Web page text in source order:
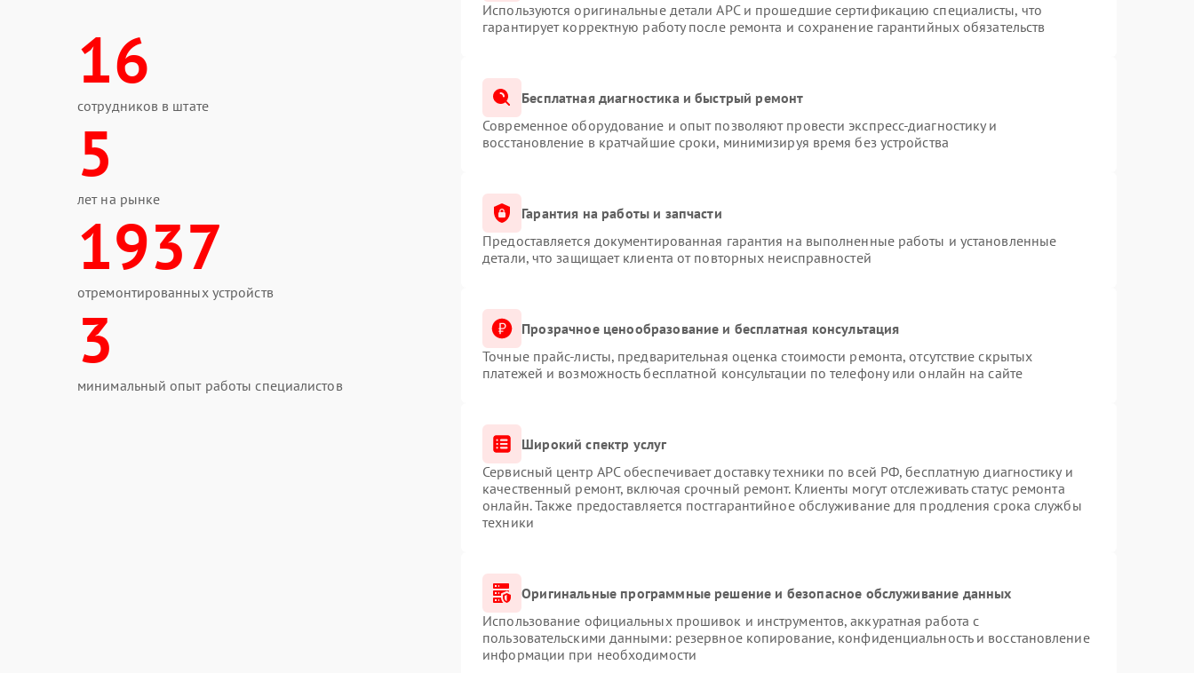
16
сотрудников в штате
5
лет на рынке
1937
отремонтированных устройств
3
минимальный опыт работы специалистов
Используются оригинальные детали APC и прошедшие сертификацию специалисты, что
гарантирует корректную работу после ремонта и сохранение гарантийных обязательств
Бесплатная диагностика и быстрый ремонт
Современное оборудование и опыт позволяют провести экспресс-диагностику и
восстановление в кратчайшие сроки, минимизируя время без устройства
Гарантия на работы и запчасти
Предоставляется документированная гарантия на выполненные работы и установленные
детали, что защищает клиента от повторных неисправностей
Прозрачное ценообразование и бесплатная консультация
Точные прайс-листы, предварительная оценка стоимости ремонта, отсутствие скрытых
платежей и возможность бесплатной консультации по телефону или онлайн на сайте
Широкий спектр услуг
Сервисный центр APC обеспечивает доставку техники по всей РФ, бесплатную диагностику и
качественный ремонт, включая срочный ремонт. Клиенты могут отслеживать статус ремонта
онлайн. Также предоставляется постгарантийное обслуживание для продления срока службы
техники
Оригинальные программные решение и безопасное обслуживание данных
Использование официальных прошивок и инструментов, аккуратная работа с
пользовательскими данными: резервное копирование, конфиденциальность и восстановление
информации при необходимости